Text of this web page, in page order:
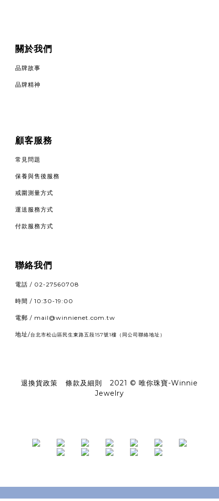
關於我們
品牌故事
品牌精神
顧客服務
常見問題
保養與售後服務
戒圍測量方式
運送服務方式
付款服務方式
聯絡我們
電話 / 02-27560708
時間 / 10:30-19:00
電郵 / mail@winnienet.com.tw
地址/台北市松山區民生東路五段157號1樓 （同公司聯絡地址）
退換貨政策 條款及細則
2021 © 唯你珠寶-Winnie
Jewelry